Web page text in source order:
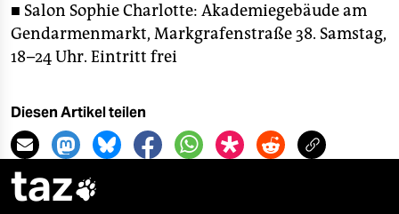
■ Salon Sophie Charlotte: Akademiegebäude am
Gendarmenmarkt, Markgrafenstraße 38. Samstag,
18–24 Uhr. Eintritt frei
Diesen Artikel teilen
taz